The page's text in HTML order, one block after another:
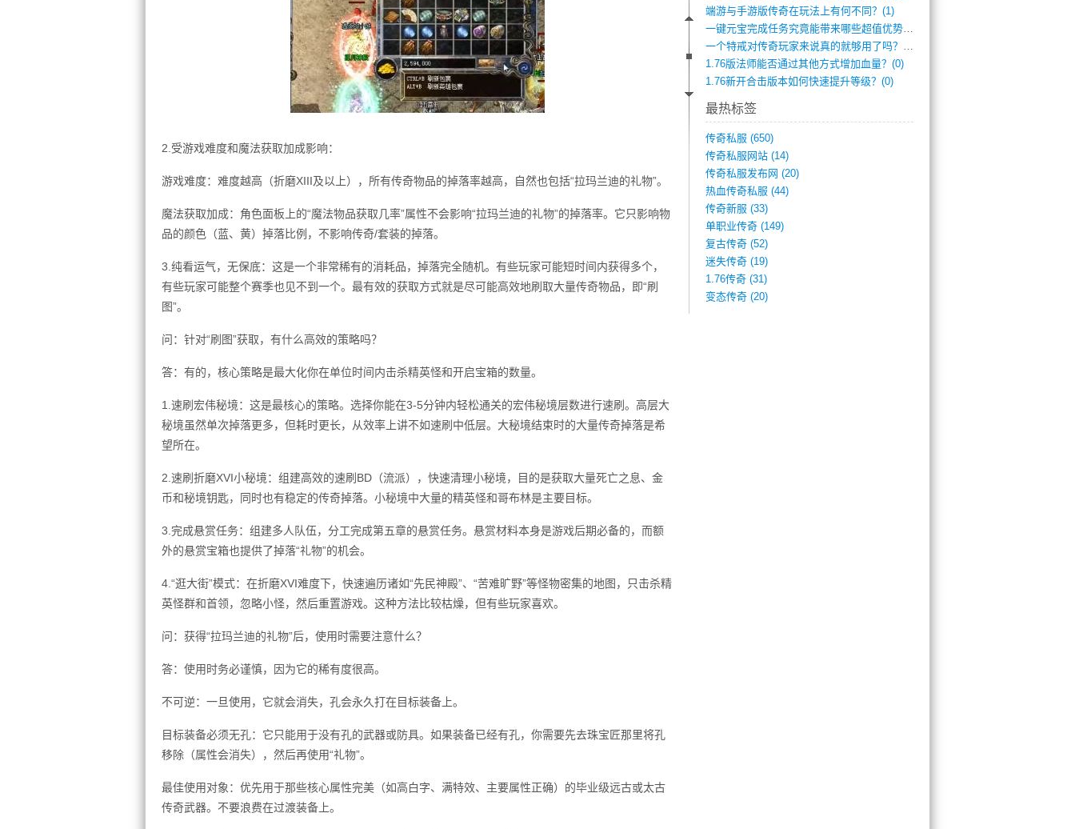
2.受游戏难度和魔法获取加成影响：
游戏难度：难度越高（折磨XIII及以上），所有传奇物品的掉落率越高，自然也包括“拉玛兰迪的礼物”。
魔法获取加成：角色面板上的“魔法物品获取几率”属性不会影响“拉玛兰迪的礼物”的掉落率。它只影响物
品的颜色（蓝、黄）掉落比例，不影响传奇/套装的掉落。
3.纯看运气，无保底：这是一个非常稀有的消耗品，掉落完全随机。有些玩家可能短时间内获得多个，
有些玩家可能整个赛季也见不到一个。最有效的获取方式就是尽可能高效地刷取大量传奇物品，即“刷
图”。
问：针对“刷图”获取，有什么高效的策略吗？
答：有的，核心策略是最大化你在单位时间内击杀精英怪和开启宝箱的数量。
1.速刷宏伟秘境：这是最核心的策略。选择你能在3-5分钟内轻松通关的宏伟秘境层数进行速刷。高层大
秘境虽然单次掉落更多，但耗时更长，从效率上讲不如速刷中低层。大秘境结束时的大量传奇掉落是希
望所在。
2.速刷折磨XVI小秘境：组建高效的速刷BD（流派），快速清理小秘境，目的是获取大量死亡之息、金
币和秘境钥匙，同时也有稳定的传奇掉落。小秘境中大量的精英怪和哥布林是主要目标。
3.完成悬赏任务：组建多人队伍，分工完成第五章的悬赏任务。悬赏材料本身是游戏后期必备的，而额
外的悬赏宝箱也提供了掉落“礼物”的机会。
4.“逛大街”模式：在折磨XVI难度下，快速遍历诸如“先民神殿”、“苦难旷野”等怪物密集的地图，只击杀精
英怪群和首领，忽略小怪，然后重置游戏。这种方法比较枯燥，但有些玩家喜欢。
问：获得“拉玛兰迪的礼物”后，使用时需要注意什么？
答：使用时务必谨慎，因为它的稀有度很高。
不可逆：一旦使用，它就会消失，孔会永久打在目标装备上。
目标装备必须无孔：它只能用于没有孔的武器或防具。如果装备已经有孔，你需要先去珠宝匠那里将孔
移除（属性会消失），然后再使用“礼物”。
最佳使用对象：优先用于那些核心属性完美（如高白字、满特效、主要属性正确）的毕业级远古或太古
传奇武器。不要浪费在过渡装备上。
端游与手游版传奇在玩法上有何不同？(1)
一键元宝完成任务究竟能带来哪些超值优势？(0)
一个特戒对传奇玩家来说真的就够用了吗？(0)
1.76版法师能否通过其他方式增加血量？(0)
1.76新开合击版本如何快速提升等级？(0)
最热标签
传奇私服 (650)
传奇私服网站 (14)
传奇私服发布网 (20)
热血传奇私服 (44)
传奇新服 (33)
单职业传奇 (149)
复古传奇 (52)
迷失传奇 (19)
1.76传奇 (31)
变态传奇 (20)